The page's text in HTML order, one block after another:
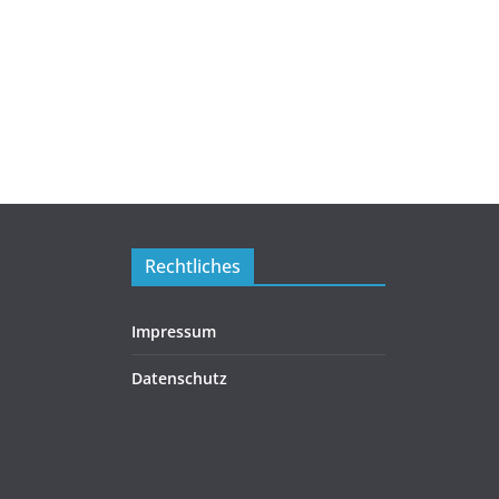
Rechtliches
Impressum
Datenschutz